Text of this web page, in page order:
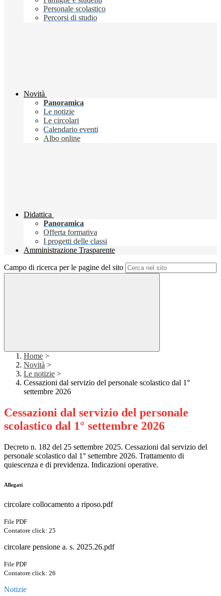
Personale scolastico
Percorsi di studio
Novità
Panoramica
Le notizie
Le circolari
Calendario eventi
Albo online
Didattica
Panoramica
Offerta formativa
I progetti delle classi
Amministrazione Trasparente
Campo di ricerca per le pagine del sito
Home >
Novità >
Le notizie >
Cessazioni dal servizio del personale scolastico dal 1°
settembre 2026
Cessazioni dal servizio del personale
scolastico dal 1° settembre 2026
Decreto n. 182 del 25 settembre 2025. Cessazioni dal servizio del
personale scolastico dal 1° settembre 2026. Trattamento di
quiescenza e di previdenza. Indicazioni operative.
Allegati
circolare collocamento a riposo.pdf
File PDF
Contatore click: 25
circolare pensione a. s. 2025.26.pdf
File PDF
Contatore click: 26
Notizie